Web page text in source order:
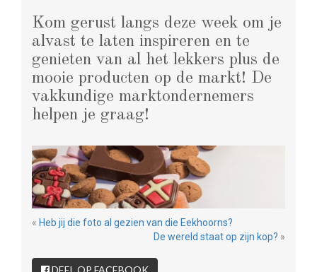
Kom gerust langs deze week om je
alvast te laten inspireren en te
genieten van al het lekkers plus de
mooie producten op de markt! De
vakkundige marktondernemers
helpen je graag!
« Heb jij die foto al gezien van die Eekhoorns?
De wereld staat op zijn kop? »